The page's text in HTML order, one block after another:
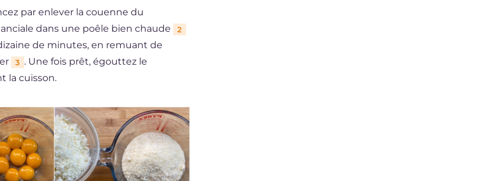
par enlever la couenne du
dans une poêle bien chaude 2
de minutes, en remuant de
3 . Une fois prêt, égouttez le
la cuisson.